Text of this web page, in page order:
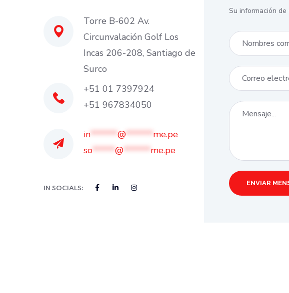
Torre B-602 Av.
Circunvalación Golf Los
Incas 206-208, Santiago de
Surco
+51 01 7397924
+51 967834050
in******@******me.pe
so*****@******me.pe
IN SOCIALS:
Su información